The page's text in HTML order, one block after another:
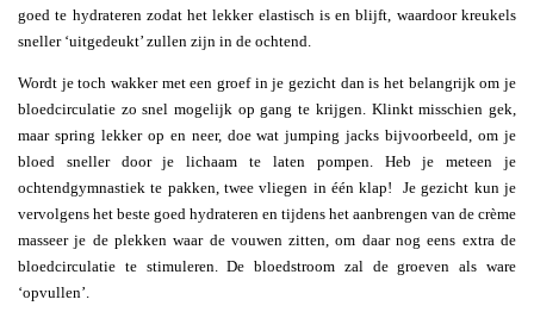
goed te hydrateren zodat het lekker elastisch is en blijft, waardoor kreukels
sneller ‘uitgedeukt’ zullen zijn in de ochtend.
Wordt je toch wakker met een groef in je gezicht dan is het belangrijk om je
bloedcirculatie zo snel mogelijk op gang te krijgen. Klinkt misschien gek,
maar spring lekker op en neer, doe wat jumping jacks bijvoorbeeld, om je
bloed sneller door je lichaam te laten pompen. Heb je meteen je
ochtendgymnastiek te pakken, twee vliegen in één klap! Je gezicht kun je
vervolgens het beste goed hydrateren en tijdens het aanbrengen van de crème
masseer je de plekken waar de vouwen zitten, om daar nog eens extra de
bloedcirculatie te stimuleren. De bloedstroom zal de groeven als ware
‘opvullen’.